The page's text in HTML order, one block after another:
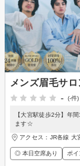
メンズ眉毛サ
-
(-件)
【大宮駅徒歩2分】年
ます☆
アクセス：JR各線 大
◎ 本日空席あり ポ